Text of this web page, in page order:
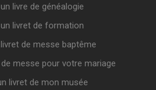
livre de généalogie
livret de formation
de messe baptême
messe pour votre mariage
livret de mon musée